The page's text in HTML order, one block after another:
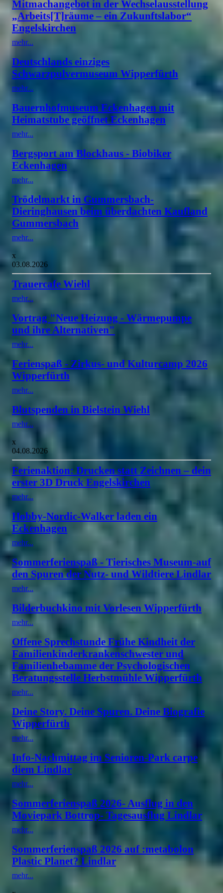
Mitmachangebot in der Wechselausstellung
„Arbeits[T]räume – ein Zukunftslabor“
Engelskirchen
mehr...
Deutschlands einziges
Schwarzpulvermuseum Wipperfürth
mehr...
Bauernhofmuseum Eckenhagen mit
Heimatstube geöffnet Eckenhagen
mehr...
Bergsport am Blockhaus - Biobiker
Eckenhagen
mehr...
Trödelmarkt in Gummersbach-
Dieringhausen beim überdachten Kaufland
Gummersbach
mehr...
x
03.08.2026
Trauercafe Wiehl
mehr...
Vortrag "Neue Heizung - Wärmepumpe
und ihre Alternativen"
mehr...
Ferienspaß - Zirkus- und Kulturcamp 2026
Wipperfürth
mehr...
Blutspenden in Bielstein Wiehl
mehr...
x
04.08.2026
Ferienaktion: Drucken statt Zeichnen – dein
erster 3D Druck Engelskirchen
mehr...
Hobby-Nordic-Walker laden ein
Eckenhagen
mehr...
Sommerferienspaß - Tierisches Museum-auf
den Spuren der Nutz- und Wildtiere Lindlar
mehr...
Bilderbuchkino mit Vorlesen Wipperfürth
mehr...
Offene Sprechstunde Frühe Kindheit der
Familienkinderkrankenschwester und
Familienhebamme der Psychologischen
Beratungsstelle Herbstmühle Wipperfürth
mehr...
Deine Story. Deine Spuren. Deine Biografie
Wipperfürth
mehr...
Info-Nachmittag im Senioren-Park carpe
diem Lindlar
mehr...
Sommerferienspaß 2026- Ausflug in den
Moviepark Bottrop- Tagesausflug Lindlar
mehr...
Sommerferienspaß 2026 auf :metabolon
Plastic Planet? Lindlar
mehr...